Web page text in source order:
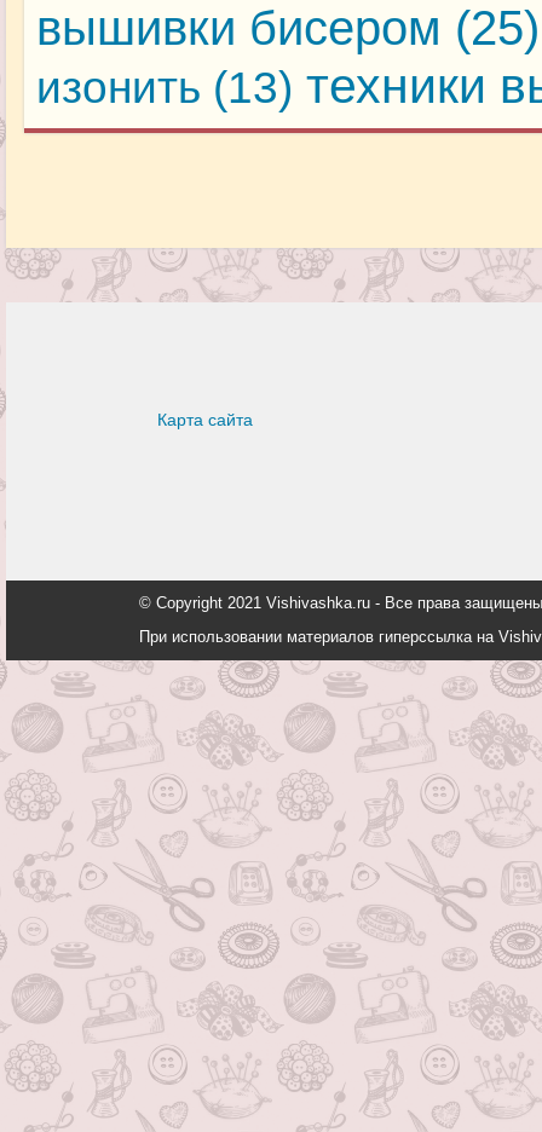
вышивки бисером (25)
изонить (13) техники
Карта сайта
© Copyright 2021 Vishivashka.ru - Все права
При использовании материалов гиперссылка на